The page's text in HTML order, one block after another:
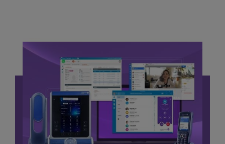
Hébergez votre équipe, votre contenu et votre
auditoire sur une plateforme de webinaire qui
s'intègre facilement à votre système de
communication existant.